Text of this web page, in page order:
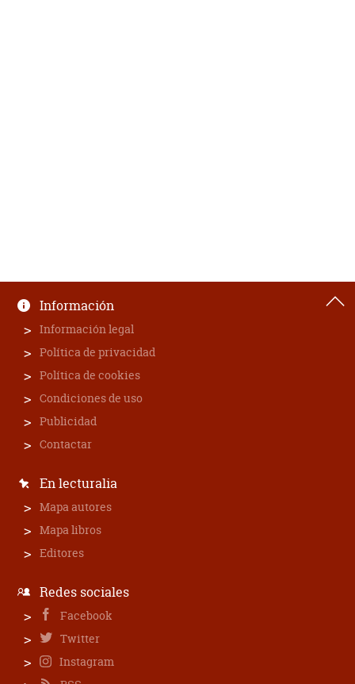
Información
Información legal
Política de privacidad
Política de cookies
Condiciones de uso
Publicidad
Contactar
En lecturalia
Mapa autores
Mapa libros
Editores
Redes sociales
Facebook
Twitter
Instagram